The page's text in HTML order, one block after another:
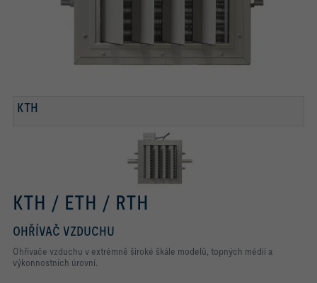
KTH
KTH / ETH / RTH
OHŘÍVAČ VZDUCHU
Ohřívače vzduchu v extrémně široké škále modelů, topných médií a
výkonnostních úrovní.